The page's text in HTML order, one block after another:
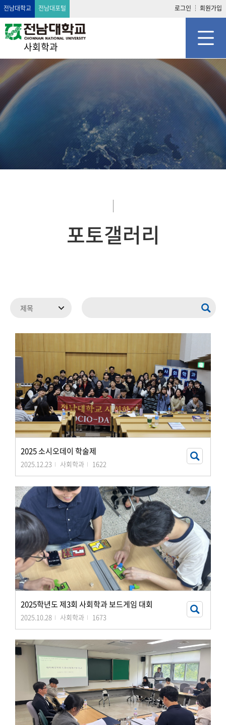
전남대학교 전남대포털 로그인 회원가입
사회학과
포토갤러리
2025 소시오데이 학술제
2025.12.23 사회학과 1622
2025학년도 제3회 사회학과 보드게임 대회
2025.10.28 사회학과 1673